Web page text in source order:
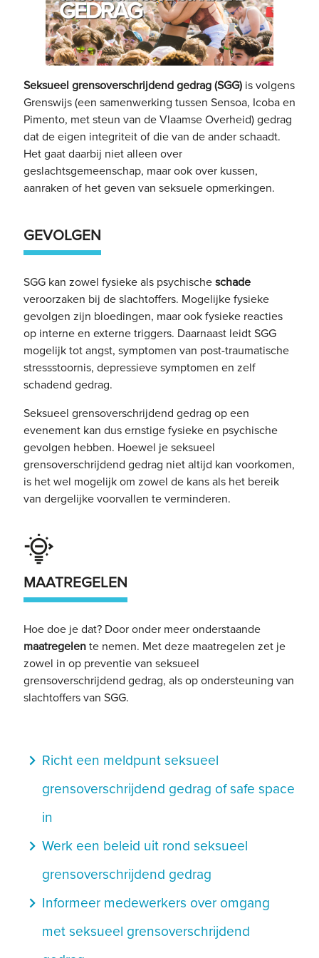
Seksueel grensoverschrijdend gedrag (SGG)is volgens
Grenswijs (een samenwerking tussen Sensoa, Icoba en
Pimento, met steun van de Vlaamse Overheid) gedrag
dat de eigen integriteit of die van de ander schaadt.
Het gaat daarbij niet alleen over
geslachtsgemeenschap, maar ook over kussen,
aanraken of het geven van seksuele opmerkingen.
GEVOLGEN
SGG kan zowel fysieke als psychische schade
veroorzaken bij de slachtoffers. Mogelijke fysieke
gevolgen zijn bloedingen, maar ook fysieke reacties
op interne en externe triggers. Daarnaast leidt SGG
mogelijk tot angst, symptomen van post-traumatische
stressstoornis, depressieve symptomen en zelf
schadend gedrag.
Seksueel grensoverschrijdend gedrag op een
evenement kan dus ernstige fysieke en psychische
gevolgen hebben. Hoewel je seksueel
grensoverschrijdend gedrag niet altijd kan voorkomen,
is het wel mogelijk om zowel de kans als het bereik
van dergelijke voorvallen te verminderen.
MAATREGELEN
Hoe doe je dat? Door onder meer onderstaande
maatregelente nemen. Met deze maatregelen zet je
zowel in op preventie van seksueel
grensoverschrijdend gedrag, als op ondersteuning van
slachtoffers van SGG.
navigate_next Richt een meldpunt seksueel
grensoverschrijdend gedrag of safe space
in
navigate_next Werk een beleid uit rond seksueel
grensoverschrijdend gedrag
navigate_next Informeer medewerkers over omgang
met seksueel grensoverschrijdend